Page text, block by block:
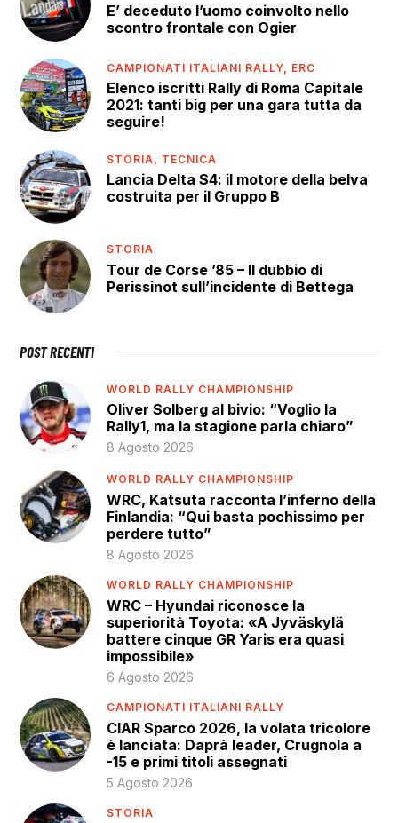
E’ deceduto l’uomo coinvolto nello
scontro frontale con Ogier
CAMPIONATI ITALIANI RALLY, ERC
Elenco iscritti Rally di Roma Capitale
2021: tanti big per una gara tutta da
seguire!
STORIA, TECNICA
Lancia Delta S4: il motore della belva
costruita per il Gruppo B
STORIA
Tour de Corse ’85 – Il dubbio di
Perissinot sull’incidente di Bettega
POST RECENTI
WORLD RALLY CHAMPIONSHIP
Oliver Solberg al bivio: “Voglio la
Rally1, ma la stagione parla chiaro”
8 Agosto 2026
WORLD RALLY CHAMPIONSHIP
WRC, Katsuta racconta l’inferno della
Finlandia: “Qui basta pochissimo per
perdere tutto”
8 Agosto 2026
WORLD RALLY CHAMPIONSHIP
WRC – Hyundai riconosce la
superiorità Toyota: «A Jyväskylä
battere cinque GR Yaris era quasi
impossibile»
6 Agosto 2026
CAMPIONATI ITALIANI RALLY
CIAR Sparco 2026, la volata tricolore
è lanciata: Daprà leader, Crugnola a
-15 e primi titoli assegnati
5 Agosto 2026
STORIA